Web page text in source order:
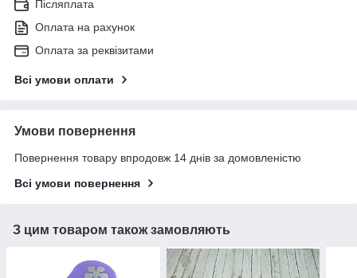
Післяплата
Оплата на рахунок
Оплата за реквізитами
Всі умови оплати
Умови повернення
Повернення товару впродовж 14 днів за домовленістю
Всі умови повернення
З цим товаром також замовляють